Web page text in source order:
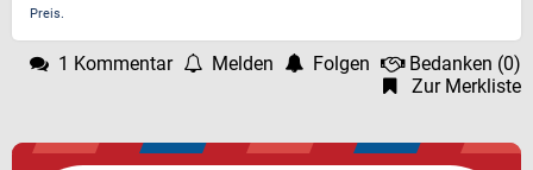
Preis.
1 Kommentar Melden Folgen Bedanken (0)
Zur Merkliste